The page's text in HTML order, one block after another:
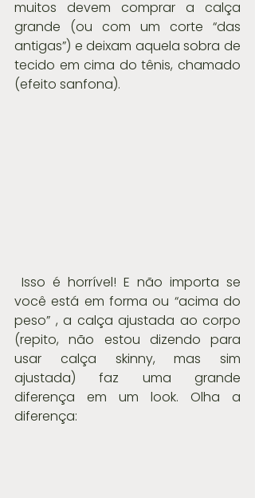
muitos devem comprar a calça
grande (ou com um corte “das
antigas”) e deixam aquela sobra de
tecido em cima do tênis, chamado
(efeito sanfona).
você está em forma ou “acima do
peso” , a calça ajustada ao corpo
(repito, não estou dizendo para
usar calça skinny, mas sim
ajustada) faz uma grande
diferença em um look. Olha a
diferença: